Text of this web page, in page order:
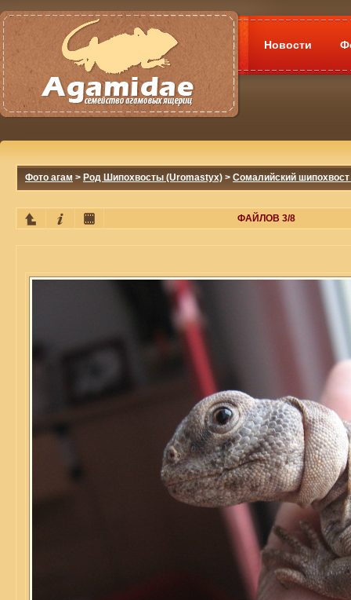
Новости
Фото агам > Род Шипохвосты (Uromastyx) > Сомалийский
ФАЙЛОВ 3/8